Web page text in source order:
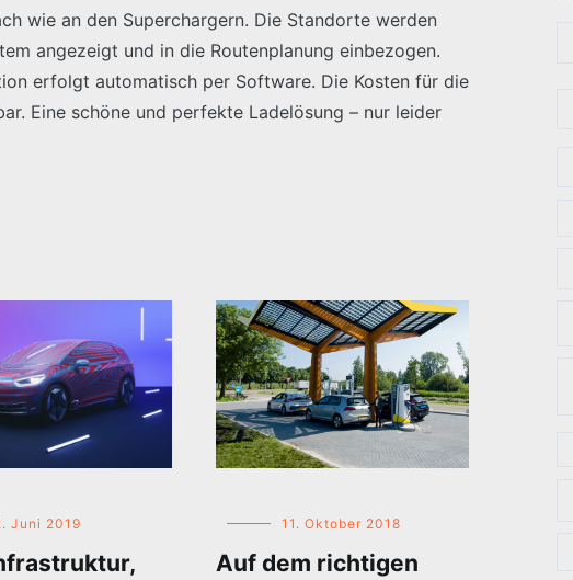
wie an den Superchargern. Die Standorte werden
angezeigt und in die Routenplanung einbezogen.
erfolgt automatisch per Software. Die Kosten für die
Eine schöne und perfekte Ladelösung – nur leider
Juni 2019 11. Oktober 2018
Auf dem richtigen